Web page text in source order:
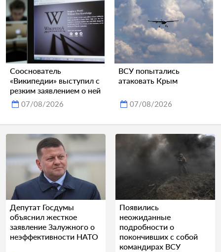
Сооснователь
«Википедии» выступил с
резким заявлением о ней
07/08/2026
ВСУ попытались
атаковать Крым
07/08/2026
Депутат Госдумы
объяснил жесткое
заявление Залужного о
неэффективности НАТО
Появились
неожиданные
подробности о
покончивших с собой
командирах ВСУ